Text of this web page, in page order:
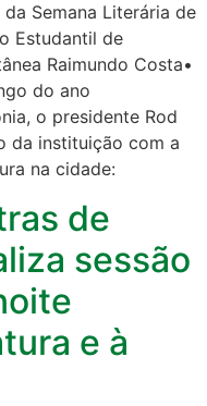
Semana Literária de
Estudantil de
Raimundo Costa•
do ano
o presidente Rod
da instituição com a
na cidade:
de
sessão
e à